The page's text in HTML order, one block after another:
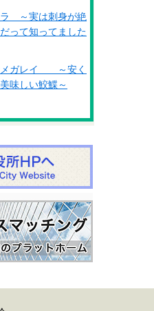
～実は刺身が絶
って知ってました
ガレイ ～安く
味しい鮫鰈～